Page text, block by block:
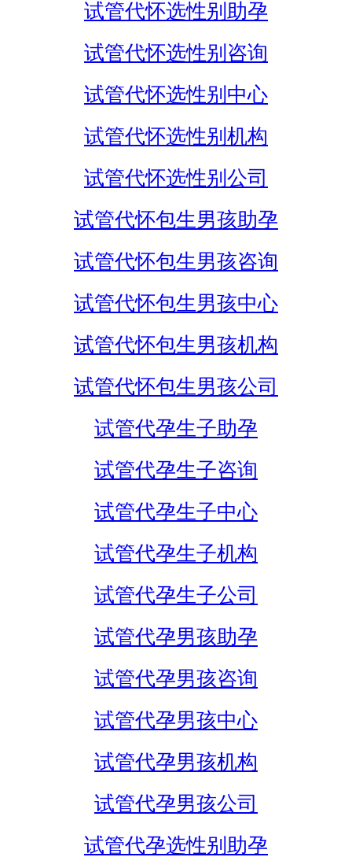
试管代怀选性别助孕
试管代怀选性别咨询
试管代怀选性别中心
试管代怀选性别机构
试管代怀选性别公司
试管代怀包生男孩助孕
试管代怀包生男孩咨询
试管代怀包生男孩中心
试管代怀包生男孩机构
试管代怀包生男孩公司
试管代孕生子助孕
试管代孕生子咨询
试管代孕生子中心
试管代孕生子机构
试管代孕生子公司
试管代孕男孩助孕
试管代孕男孩咨询
试管代孕男孩中心
试管代孕男孩机构
试管代孕男孩公司
试管代孕选性别助孕